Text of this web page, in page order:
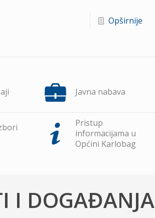
Opširnije
Javna nabava
Pristup
informacijama u
Općini Karlobag
I DOGAĐANJA